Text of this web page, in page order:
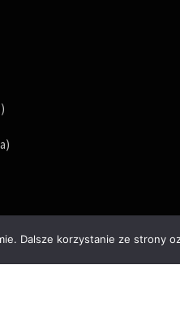
Dalsze korzystanie ze strony